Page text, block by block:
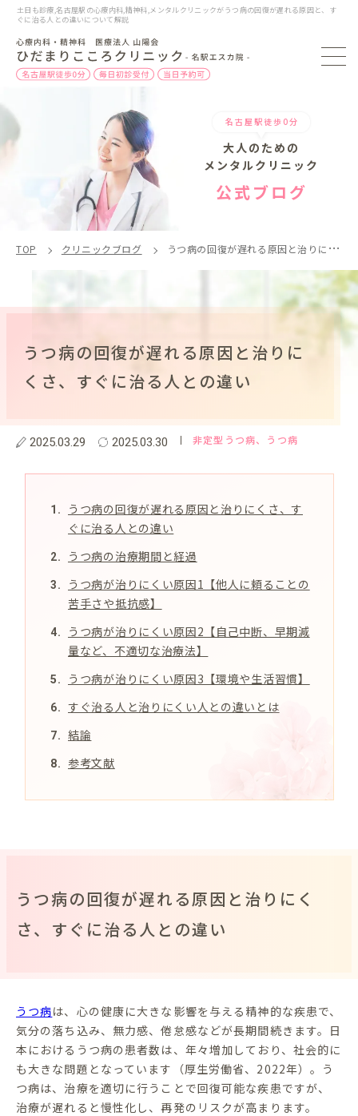
土日も診療,名古屋駅の心療内科,精神科,メンタルクリニックがうつ病の回復が遅れる原因と、す
ぐに治る人との違いについて解説
名古屋駅徒歩0分
大人のための
メンタルクリニック
公式ブログ
TOP クリニックブログ うつ病の回復が遅れる原因と治りにくさ、すぐに治る人との違い
うつ病の回復が遅れる原因と治りに
くさ、すぐに治る人との違い
2025.03.29 2025.03.30 非定型うつ病、うつ病
うつ病の回復が遅れる原因と治りにくさ、す
ぐに治る人との違い
うつ病の治療期間と経過
うつ病が治りにくい原因1【他人に頼ることの
苦手さや抵抗感】
うつ病が治りにくい原因2【自己中断、早期減
量など、不適切な治療法】
うつ病が治りにくい原因3【環境や生活習慣】
すぐ治る人と治りにくい人との違いとは
結論
参考文献
うつ病の回復が遅れる原因と治りにく
さ、すぐに治る人との違い
うつ病は、心の健康に大きな影響を与える精神的な疾患で、
気分の落ち込み、無力感、倦怠感などが長期間続きます。日
本におけるうつ病の患者数は、年々増加しており、社会的に
も大きな問題となっています（厚生労働省、2022年）。う
つ病は、治療を適切に行うことで回復可能な疾患ですが、
治療が遅れると慢性化し、再発のリスクが高まります。